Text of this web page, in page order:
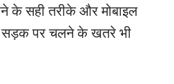
के सही तरीके और मोबाइल
सड़क पर चलने के खतरे भी